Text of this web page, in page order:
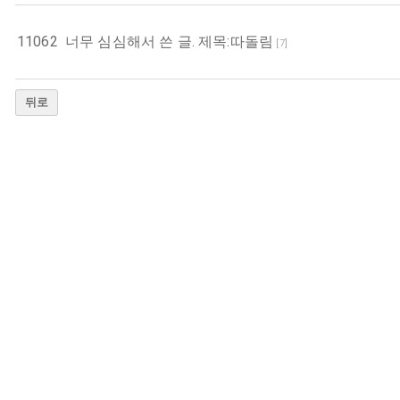
11062 너무 심심해서 쓴 글. 제목:따돌림 [7]
뒤로